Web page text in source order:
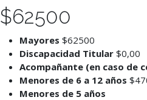
$62500
Mayores $62500
Discapacidad Titular $0,00
Acompañante (en caso de
Menores de 6 a 12 años
Menores de 5 años